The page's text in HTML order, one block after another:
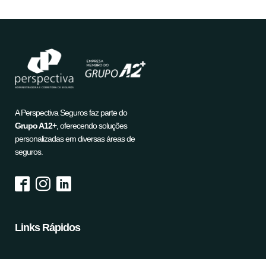
A Perspectiva Seguros faz parte do
Grupo A12+, oferecendo soluções
personalizadas em diversas áreas de
seguros.
Links Rápidos